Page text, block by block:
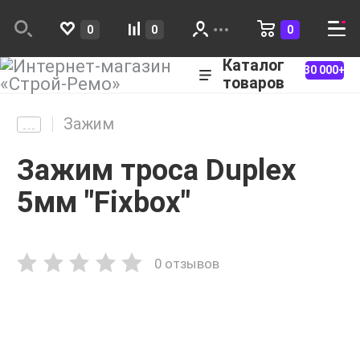
0 0 0
Каталог
товаров
30 000+
Зажим
Зажим троса Duplex
5мм "Fixbox"
0 отзывов